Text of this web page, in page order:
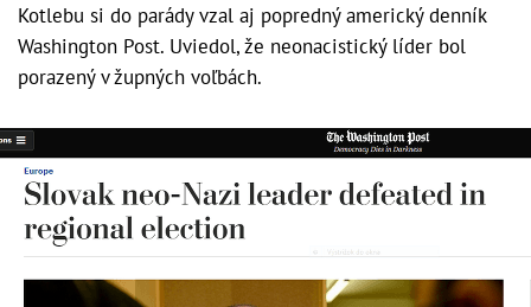
Kotlebu si do parády vzal aj popredný americký denník
Washington Post. Uviedol, že neonacistický líder bol
porazený v župných voľbách.